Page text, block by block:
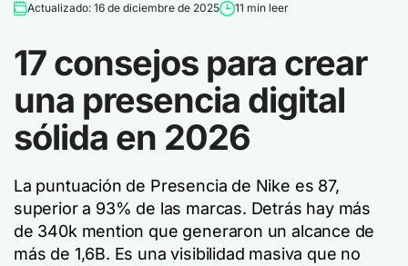
Actualizado: 16 de diciembre de 2025
11 min leer
17 consejos para crear
una presencia digital
sólida en 2026
La puntuación de Presencia de Nike es 87,
superior a 93% de las marcas. Detrás hay más
de 340k mention que generaron un alcance de
más de 1,6B. Es una visibilidad masiva que no